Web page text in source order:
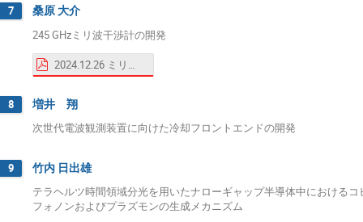
7 桑原 大介
245 GHzミリ波干渉計の開発
2024.12.26 ミリ波研究会スライド(桑原)Ver1.pdf
8 増井 翔
次世代電波観測装置に向けた冷却フロントエンドの開発
9 竹内 日出雄
テラヘルツ時間領域分光を用いたナローギャップ半導体中におけるコ
フォノンおよびプラズモンの生成メカニズム